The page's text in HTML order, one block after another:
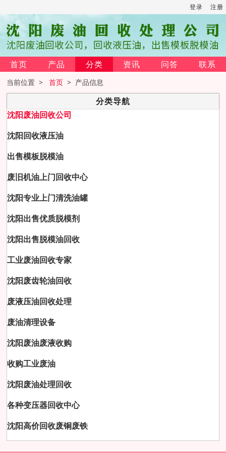
登录 注册
首页 产品 分类 资讯 问答 联系
当前位置 >首页 > 产品信息
分类导航
沈阳废油回收公司
沈阳回收液压油
出售模板脱模油
废旧机油上门回收中心
沈阳专业上门清洗油罐
沈阳出售优质脱模剂
沈阳出售脱模油回收
工业废油回收专家
沈阳废齿轮油回收
废液压油回收处理
废油清理设备
沈阳废油废液收购
收购工业废油
沈阳废油处理回收
各种变压器回收中心
沈阳高价回收废铜废铁